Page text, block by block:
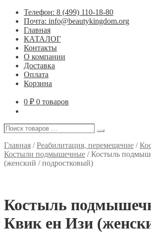
Телефон: 8 (499) 110-18-80
Почта: info@beautykingdom.org
Главная
КАТАЛОГ
Контакты
О компании
Доставка
Оплата
Корзина
0 ₽ 0 товаров
Поиск
…
Поиск
Главная /Реабилитация, перемещение /
Костыли подмышечные /Костыль
(женский / подростковый)
Костыль
Квик ен Изи